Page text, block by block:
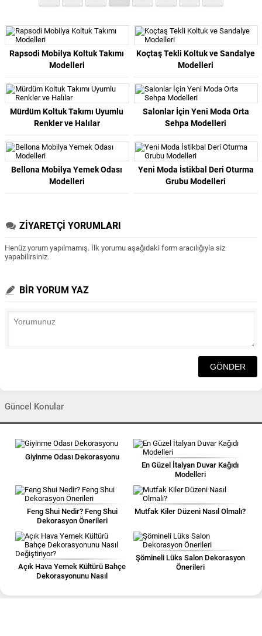
Rapsodi Mobilya Koltuk Takımı
Modelleri
Koçtaş Tekli Koltuk ve Sandalye
Modelleri
Mürdüm Koltuk Takımı Uyumlu
Renkler ve Halılar
Salonlar İçin Yeni Moda Orta
Sehpa Modelleri
Bellona Mobilya Yemek Odası
Modelleri
Yeni Moda İstikbal Deri Oturma
Grubu Modelleri
ZİYARETÇİ YORUMLARI
Henüz yorum yapılmamış. İlk yorumu aşağıdaki form aracılığıyla siz
yapabilirsiniz.
BİR YORUM YAZ
Güncel Konular
Giyinme Odası Dekorasyonu
En Güzel İtalyan Duvar Kağıdı
Modelleri
Feng Shui Nedir? Feng Shui
Dekorasyon Önerileri
Mutfak Kiler Düzeni Nasıl Olmalı?
Açık Hava Yemek Kültürü Bahçe
Dekorasyonunu Nasıl
Şömineli Lüks Salon Dekorasyon
Önerileri